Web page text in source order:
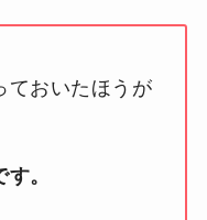
ておいたほうが
。